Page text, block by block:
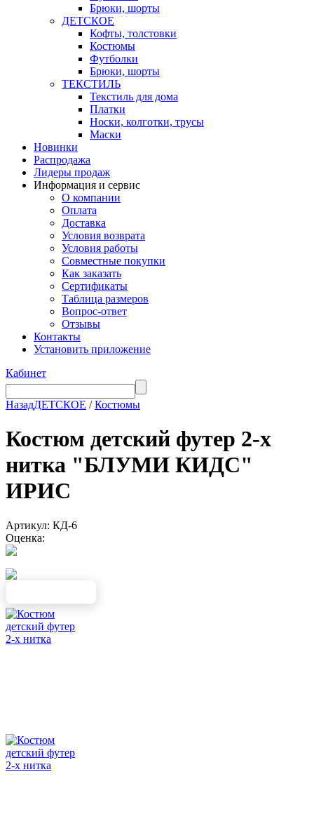
Брюки, шорты
ДЕТСКОЕ
Кофты, толстовки
Костюмы
Футболки
Брюки, шорты
ТЕКСТИЛЬ
Текстиль для дома
Платки
Носки, колготки, трусы
Маски
Новинки
Распродажа
Лидеры продаж
Информация и сервис
О компании
Оплата
Доставка
Условия возврата
Условия работы
Совместные покупки
Как заказать
Сертификаты
Таблица размеров
Вопрос-ответ
Отзывы
Контакты
Установить приложение
Кабинет
НазадДЕТСКОЕ /Костюмы
Костюм детский футер 2-х
нитка "БЛУМИ КИДС"
ИРИС
Артикул: КД-6
Оценка: